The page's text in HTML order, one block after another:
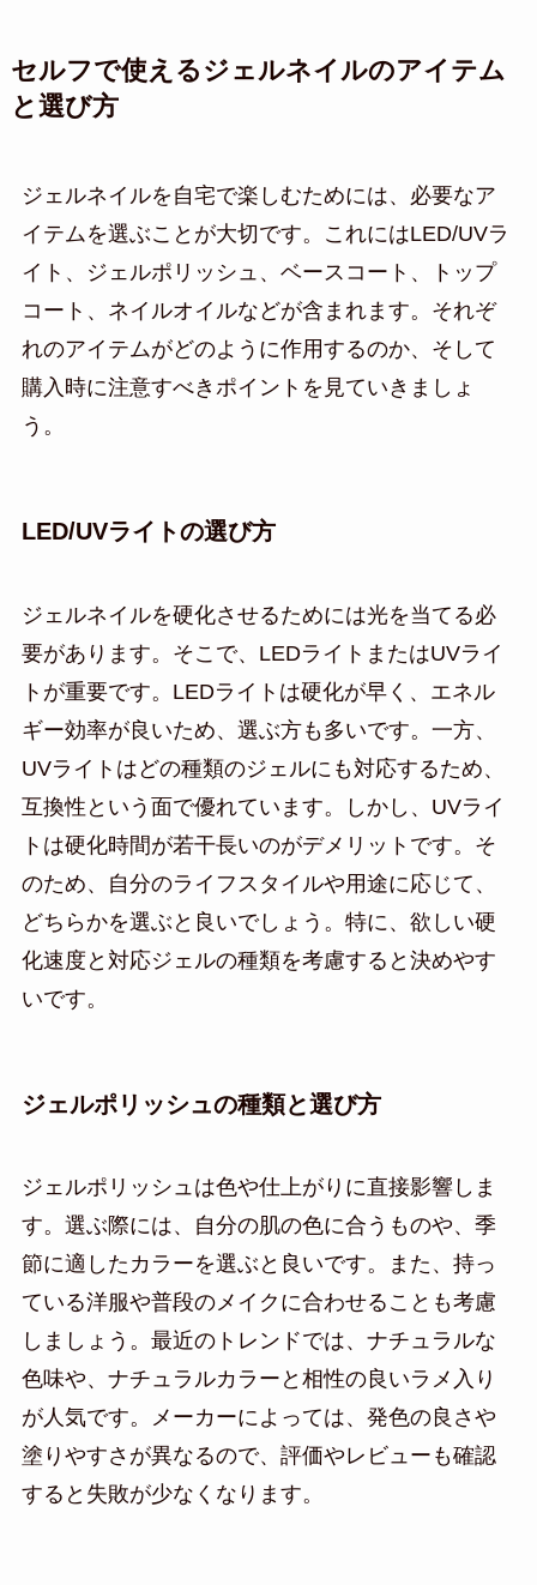
セルフで使えるジェルネイルのアイテム
と選び方
ジェルネイルを自宅で楽しむためには、必要なア
イテムを選ぶことが大切です。これにはLED/UVラ
イト、ジェルポリッシュ、ベースコート、トップ
コート、ネイルオイルなどが含まれます。それぞ
れのアイテムがどのように作用するのか、そして
購入時に注意すべきポイントを見ていきましょ
う。
LED/UVライトの選び方
ジェルネイルを硬化させるためには光を当てる必
要があります。そこで、LEDライトまたはUVライ
トが重要です。LEDライトは硬化が早く、エネル
ギー効率が良いため、選ぶ方も多いです。一方、
UVライトはどの種類のジェルにも対応するため、
互換性という面で優れています。しかし、UVライ
トは硬化時間が若干長いのがデメリットです。そ
のため、自分のライフスタイルや用途に応じて、
どちらかを選ぶと良いでしょう。特に、欲しい硬
化速度と対応ジェルの種類を考慮すると決めやす
いです。
ジェルポリッシュの種類と選び方
ジェルポリッシュは色や仕上がりに直接影響しま
す。選ぶ際には、自分の肌の色に合うものや、季
節に適したカラーを選ぶと良いです。また、持っ
ている洋服や普段のメイクに合わせることも考慮
しましょう。最近のトレンドでは、ナチュラルな
色味や、ナチュラルカラーと相性の良いラメ入り
が人気です。メーカーによっては、発色の良さや
塗りやすさが異なるので、評価やレビューも確認
すると失敗が少なくなります。